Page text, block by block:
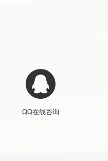
QQ在线咨询